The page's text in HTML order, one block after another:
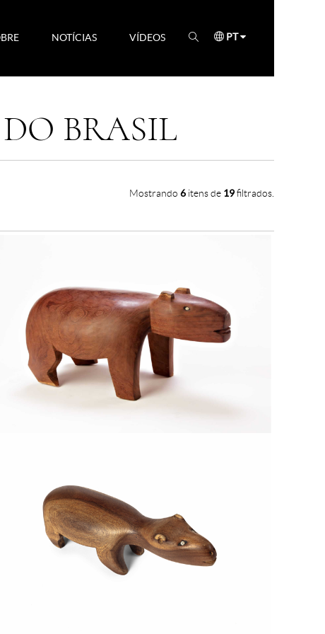
NOTÍCIAS VÍDEOS PT
BRASIL
Mostrando 6 itens de 19filtrados.